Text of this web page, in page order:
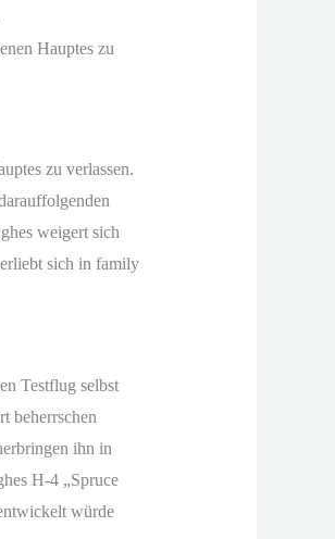
Hauptes zu
zu verlassen.
weigert sich
sich in family
Testflug selbst
beherrschen
ihn in
H-4 „Spruce
würde